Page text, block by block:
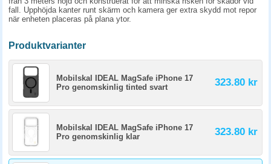
fall. Upphöjda kanter runt skärm och kamera ger extra skydd mot repor
när enheten placeras på plana ytor.
Produktvarianter
Mobilskal IDEAL MagSafe iPhone 17
Pro genomskinlig tinted svart
323.80 kr
Mobilskal IDEAL MagSafe iPhone 17
Pro genomskinlig klar
323.80 kr